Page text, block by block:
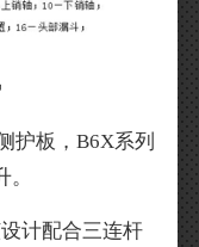
护板，B6X系列
计配合三连杆